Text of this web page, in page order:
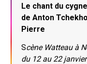
Le chant du cygne
de Anton
Pierre
Scène Watteau à
du 12 au 22